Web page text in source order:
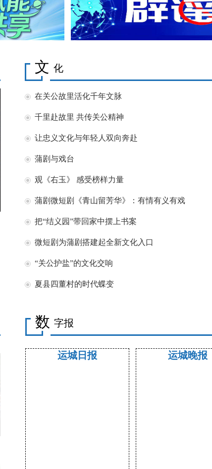
文 化
在关公故里活化千年文脉
千里赴故里 共传关公精神
让忠义文化与年轻人双向奔赴
蒲剧与戏台
观《右玉》 感受榜样力量
蒲剧微短剧《青山留芳华》：有情有义有戏
把“结义园”带回家中摆上书案
微短剧为蒲剧搭建起全新文化入口
“关公护盐”的文化交响
夏县四董村的时代蝶变
数 字报
运城日报 运城晚报